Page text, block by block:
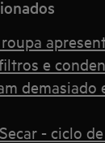
e
demasiado
- ciclo